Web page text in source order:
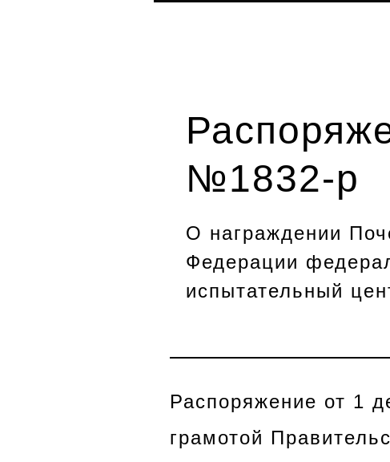
№1832-р
O награждении
Федерации
испытательный
Распоряжение от 1
грамотой